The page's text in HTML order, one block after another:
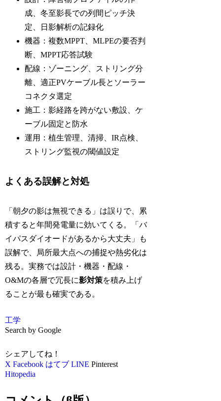
成、冬至影長での列間ピッチ決
定、日影解析の記録化
機器：複数MPPT、MLPEの要否判
断、MPPT応答試験
配線：ゾーニング、ストリング分
離、適正PVケーブル長とソーラー
コネクタ選定
施工：影経路を跨がない敷設、ケ
ーブル固定と防水
運用：植生管理、清掃、IR点検、
ストリング監視の閾値設定
よくある誤解と対処
「朝夕の影は無視できる」は誤りで、累
積すると年間発電量に効いてくる。「バ
イパスダイオードがあるから大丈夫」も
誤解で、局所最大点への捕捉や熱劣化は
残る。実務では設計・機器・配線・
O&Mの各層で冗長に影対策を積み上げ
ることが最も確実である。
工学
Search by Google
シェアしてね！
X Facebook はてブ LINE Pinterest
Hitopedia